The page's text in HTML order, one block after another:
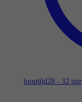
looptijd28 - 32 uur